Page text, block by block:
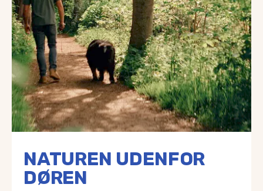
NATUREN UDENFOR
DØREN